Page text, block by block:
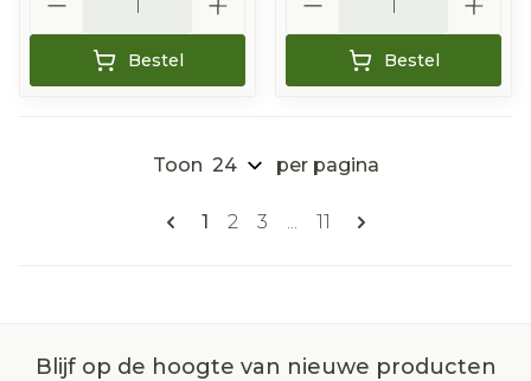
Bestel Bestel
Pagina's
U lees momenteel pagina
1 Pagina
2 Pagina
3 ... Pagina
11
Toon per pagina
Blijf op de hoogte van nieuwe producten